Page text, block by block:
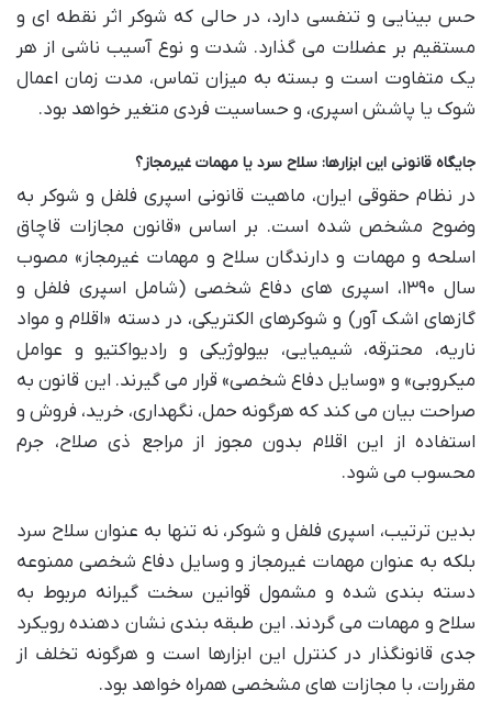
حس بینایی و تنفسی دارد، در حالی که شوکر اثر نقطه ای و
مستقیم بر عضلات می گذارد. شدت و نوع آسیب ناشی از هر
یک متفاوت است و بسته به میزان تماس، مدت زمان اعمال
شوک یا پاشش اسپری، و حساسیت فردی متغیر خواهد بود.
جایگاه قانونی این ابزارها: سلاح سرد یا مهمات غیرمجاز؟
در نظام حقوقی ایران، ماهیت قانونی اسپری فلفل و شوکر به
وضوح مشخص شده است. بر اساس «قانون مجازات قاچاق
اسلحه و مهمات و دارندگان سلاح و مهمات غیرمجاز» مصوب
سال ۱۳۹۰، اسپری های دفاع شخصی (شامل اسپری فلفل و
گازهای اشک آور) و شوکرهای الکتریکی، در دسته «اقلام و مواد
ناریه، محترقه، شیمیایی، بیولوژیکی و رادیواکتیو و عوامل
میکروبی» و «وسایل دفاع شخصی» قرار می گیرند. این قانون به
صراحت بیان می کند که هرگونه حمل، نگهداری، خرید، فروش و
استفاده از این اقلام بدون مجوز از مراجع ذی صلاح، جرم
محسوب می شود.
بدین ترتیب، اسپری فلفل و شوکر، نه تنها به عنوان سلاح سرد
بلکه به عنوان مهمات غیرمجاز و وسایل دفاع شخصی ممنوعه
دسته بندی شده و مشمول قوانین سخت گیرانه مربوط به
سلاح و مهمات می گردند. این طبقه بندی نشان دهنده رویکرد
جدی قانونگذار در کنترل این ابزارها است و هرگونه تخلف از
مقررات، با مجازات های مشخصی همراه خواهد بود.